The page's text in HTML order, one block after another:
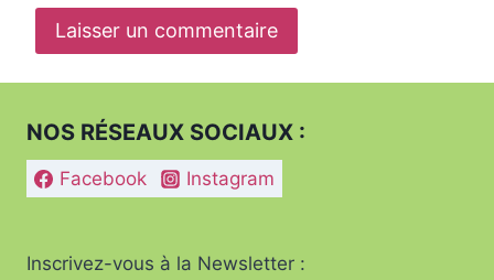
NOS RÉSEAUX SOCIAUX :
Facebook Instagram
Inscrivez-vous à la Newsletter :